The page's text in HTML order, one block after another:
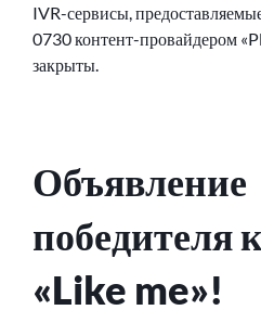
IVR-сервисы,
0730 контент-провайдером
закрыты.
Объявление
победителя
«Like me»!